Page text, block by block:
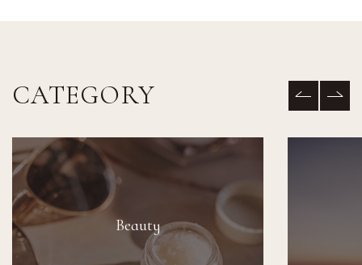
CATEGORY
Beauty